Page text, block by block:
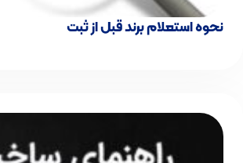
نحوه استعلام برند قبل از ثبت